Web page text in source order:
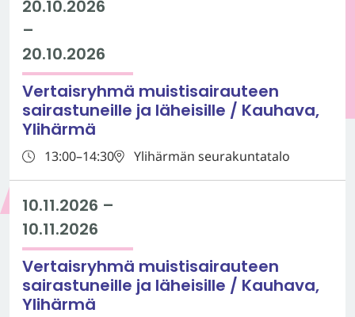
20.10.2026
–
20.10.2026
Vertaisryhmä muistisairauteen
sairastuneille ja läheisille / Kauhava,
Ylihärmä
13:00–14:30 Ylihärmän seurakuntatalo
10.11.2026 –
10.11.2026
Vertaisryhmä muistisairauteen
sairastuneille ja läheisille / Kauhava,
Ylihärmä